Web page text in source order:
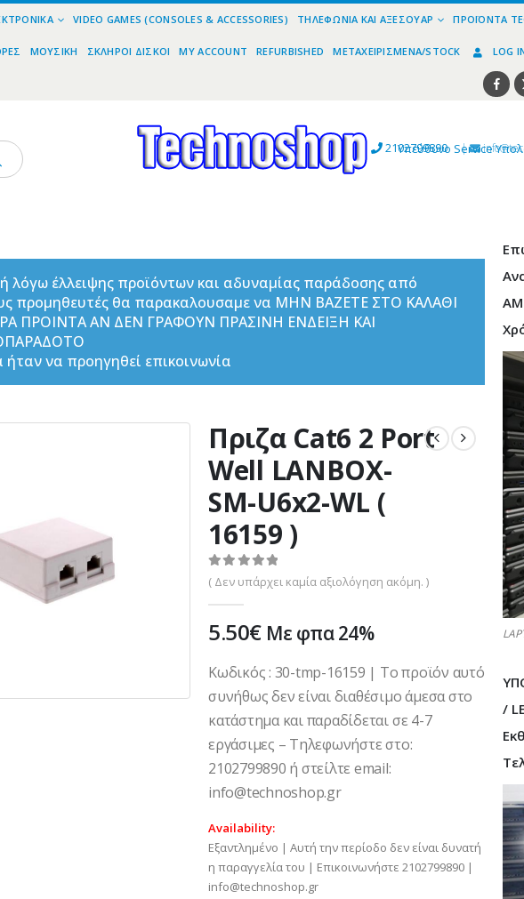
VIDEO GAMES (CONSOLES & ACCESSORIES) ΤΗΛΕΦΩΝΊΑ ΚΑΙ ΑΞΕΣΟΥΆΡ ΠΡΟΪΌΝΤΑ
ΜΟΥΣΙΚΉ ΣΚΛΗΡΟΊ ΔΊΣΚΟΙ MY ACCOUNT REFURBISHED ΜΕΤΑΧΕΙΡΙΣΜΈΝΑ/STOCK LOG
2102799890 |
Υπεύθυνο Service
λόγω έλλειψης προϊόντων και αδυναμίας παράδοσης από
προμηθευτές θα παρακαλουσαμε να ΜΗΝ ΒΑΖΕΤΕ ΣΤΟ ΚΑΛΑΘΙ
ΠΡΟΙΝΤΑ ΑΝ ΔΕΝ ΓΡΑΦΟΥΝ ΠΡΑΣΙΝΗ ΕΝΔΕΙΞΗ ΚΑΙ
ήταν να προηγηθεί επικοινωνία
Πριζα Cat6 2 Port
Well LANBOX-
SM-U6x2-WL (
16159 )
0 out of 5
( Δεν υπάρχει καμία αξιολόγηση ακόμη. )
5.50€ Με φπα 24%
Κωδικός : 30-tmp-16159 | Το προϊόν αυτό
συνήθως δεν είναι διαθέσιμο άμεσα στο
κατάστημα και παραδίδεται σε 4-7
εργάσιμες – Τηλεφωνήστε στο:
2102799890 ή στείλτε email:
info@technoshop.gr
Availability:
Εξαντλημένο | Αυτή την περίοδο δεν είναι δυνατή
η παραγγελία του | Επικοινωνήστε 2102799890 |
info@technoshop.gr
/